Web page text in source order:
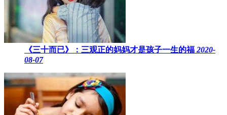
《三十而已》：三观正的妈妈才是孩子一生的福 2020-
08-07